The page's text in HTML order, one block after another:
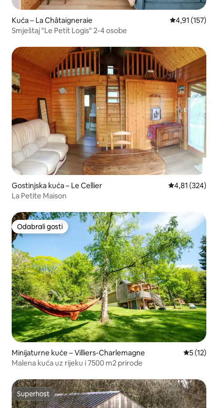
Kuća – La Châtaigneraie Prosječna
4,91 (157)
Smještaj "Le Petit Logis" 2-4 osobe
Gostinjska kuća – Le Cellier Prosječna
4,81 (324)
La Petite Maison
Odabrali gosti
Odabrali gosti
Minijaturne kuće – Villiers-Charlemagne Prosječna
5 (12)
Malena kuća uz rijeku i 7500 m2 prirode
Superhost
Superhost